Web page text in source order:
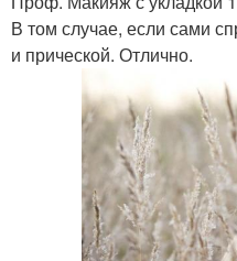
В том случае, если сами
и прической. Отлично.